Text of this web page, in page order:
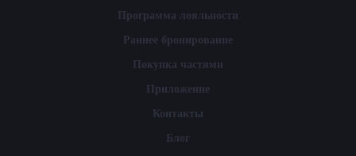
Программа лояльности
Раннее бронирование
Покупка частями
Приложение
Контакты
Блог